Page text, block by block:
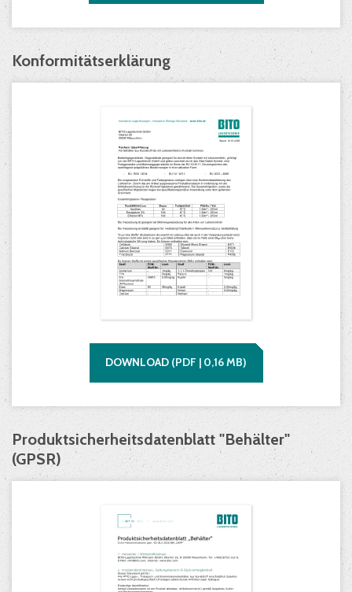
Konformitätserklärung
DOWNLOAD (PDF | 0,16MB)
Produktsicherheitsdatenblatt "Behälter"
(GPSR)